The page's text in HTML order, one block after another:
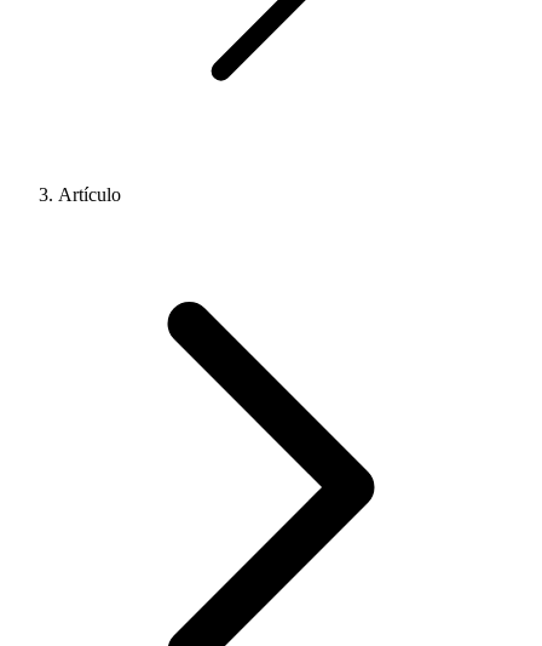
Artículo